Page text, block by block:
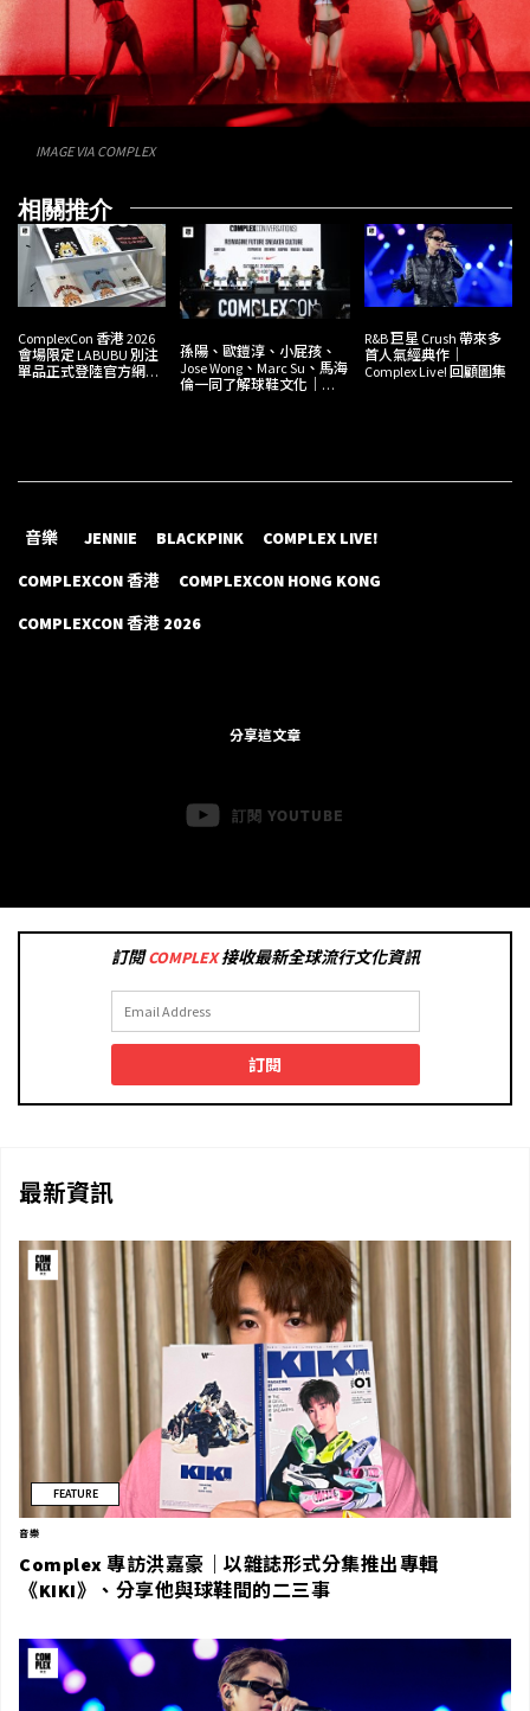
IMAGE VIA COMPLEX
相關推介
ComplexCon 香港 2026
會場限定 LABUBU 別注
單品正式登陸官方網
孫陽、歐鎧淳、小屁孩、
Jose Wong、Marc Su、馬海
倫一同了解球鞋文化｜
R&B 巨星 Crush 帶來多
首人氣經典作｜
Complex Live! 回顧圖集
音樂 JENNIE BLACKPINK COMPLEX LIVE!
COMPLEXCON 香港 COMPLEXCON HONG KONG
COMPLEXCON 香港 2026
分享這文章
訂閱 YOUTUBE
最新資訊
FEATURE
音樂
Complex 專訪洪嘉豪｜以雜誌形式分集推出專輯
《KIKI》、分享他與球鞋間的二三事
訂閱COMPLEX接收最新全球流行文化資訊
訂閱